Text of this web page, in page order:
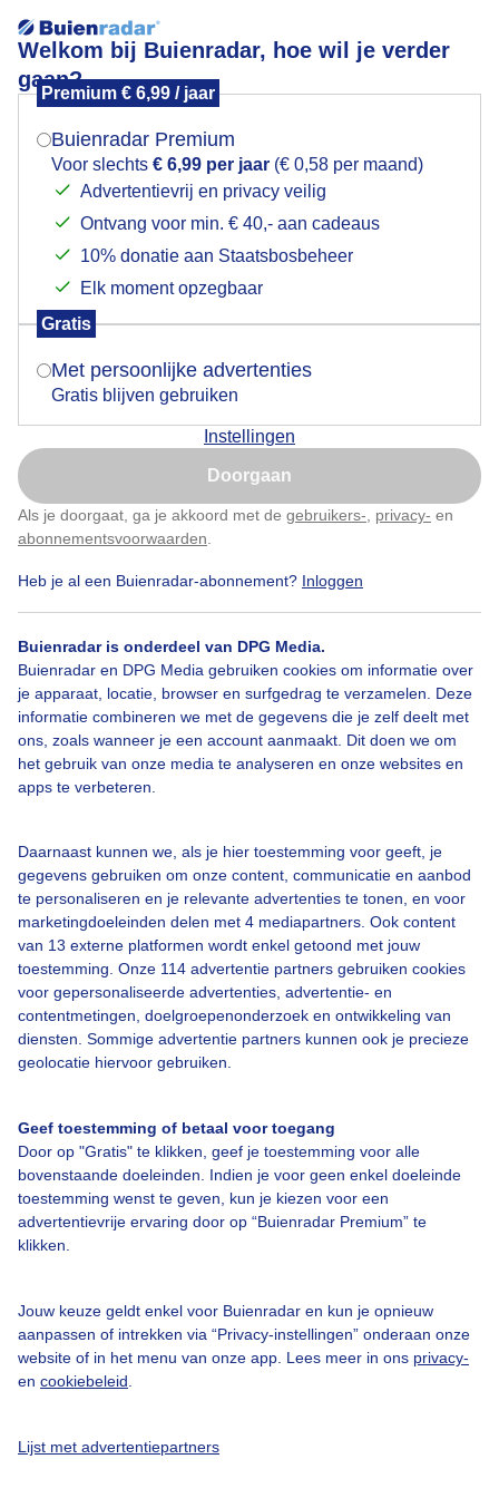
Welkom bij Buienradar, hoe wil je verder
gaan?
Premium € 6,99 / jaar
Buienradar Premium
Voor slechts € 6,99 per jaar (€ 0,58 per maand)
Advertentievrij en privacy veilig
Ontvang voor min. € 40,- aan cadeaus
10% donatie aan Staatsbosbeheer
Elk moment opzegbaar
Gratis
Met persoonlijke advertenties
Gratis blijven gebruiken
Instellingen
Doorgaan
Als je doorgaat, ga je akkoord met de gebruikers- privacy- en
abonnementsvoorwaarden
Heb je al een Buienradar-abonnement? Inloggen
Buienradar is onderdeel van DPG Media.
Buienradar en DPG Media gebruiken cookies om informatie over
je apparaat, locatie, browser en surfgedrag te verzamelen. Deze
informatie combineren we met de gegevens die je zelf deelt met
ons, zoals wanneer je een account aanmaakt. Dit doen we om
het gebruik van onze media te analyseren en onze websites en
apps te verbeteren.
Daarnaast kunnen we, als je hier toestemming voor geeft, je
gegevens gebruiken om onze content, communicatie en aanbod
te personaliseren en je relevante advertenties te tonen, en voor
marketingdoeleinden delen met 4 mediapartners. Ook content
van 13 externe platformen wordt enkel getoond met jouw
toestemming. Onze 114 advertentie partners gebruiken cookies
voor gepersonaliseerde advertenties, advertentie- en
contentmetingen, doelgroepenonderzoek en ontwikkeling van
diensten. Sommige advertentie partners kunnen ook je precieze
geolocatie hiervoor gebruiken.
Geef toestemming of betaal voor toegang
Door op "Gratis" te klikken, geef je toestemming voor alle
bovenstaande doeleinden. Indien je voor geen enkel doeleinde
toestemming wenst te geven, kun je kiezen voor een
advertentievrije ervaring door op “Buienradar Premium” te
klikken.
Jouw keuze geldt enkel voor Buienradar en kun je opnieuw
aanpassen of intrekken via “Privacy-instellingen” onderaan onze
website of in het menu van onze app. Lees meer in ons privacy-
en cookiebeleid
Lijst met advertentiepartners
Grijze wolkenlucht boven de grienden aan de Oude
Maas
maar prachtig bloeiende lisdodden geven kleur aan
de dag
Door: Maddy Koster Gemaakt: 18-05-2025, 79x bekeken
Bekijk slideshow
Een moment geduld aub...
Over Buienradar
Veelgestelde vragen
Contact
Toegankelijkheid
Gebruikersvoorwaarden
Buienradar Team
Privacy beleid
Privacy instellingen
Mogen we je locatie gebruiken voor het
Indien je hier nog geen akkoord op hebt gegeven,
verschijnt er zo een pop-up uit je browser waarin
Is goed, toon de popup
Nu niet, misschien later
Klik hierom dit aan te passen